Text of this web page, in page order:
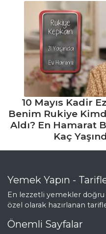
10 Mayıs Kadir
Benim Rukiye
Aldı? En Hamarat
Kaç
Yemek Yapın -
En lezzetli yemekler
özel olarak hazırlanan
Önemli Sayfalar